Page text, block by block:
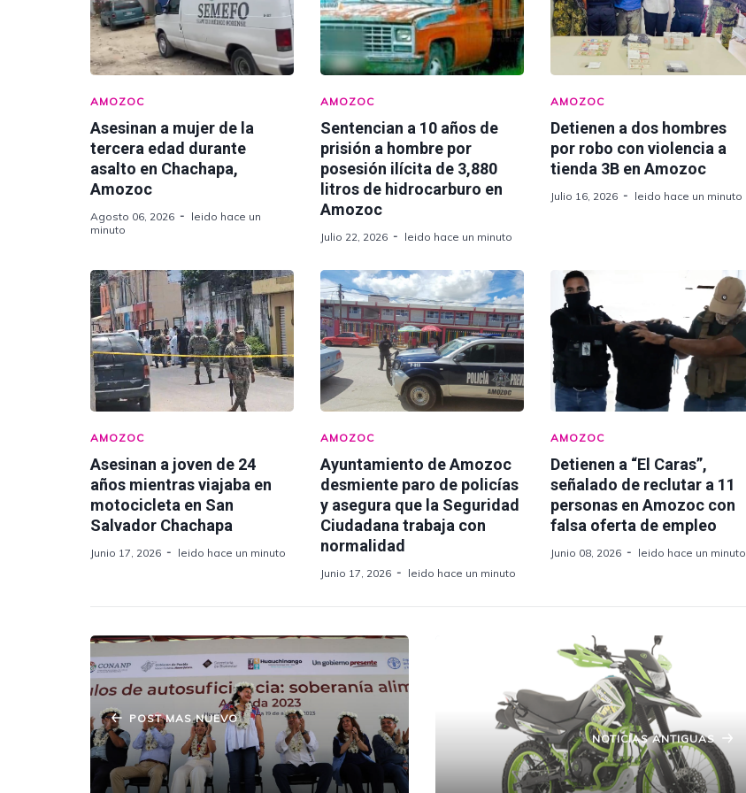
AMOZOC
Asesinan a mujer de la
tercera edad durante
asalto en Chachapa,
Amozoc
Agosto 06, 2026
leido hace un
minuto
AMOZOC
Sentencian a 10 años de
prisión a hombre por
posesión ilícita de 3,880
litros de hidrocarburo en
Amozoc
Julio 22, 2026 leido hace un minuto
AMOZOC
Detienen a dos hombres
por robo con violencia a
tienda 3B en Amozoc
Julio 16, 2026 leido hace un minuto
AMOZOC
Asesinan a joven de 24
años mientras viajaba en
motocicleta en San
Salvador Chachapa
Junio 17, 2026 leido hace un minuto
AMOZOC
Ayuntamiento de Amozoc
desmiente paro de policías
y asegura que la Seguridad
Ciudadana trabaja con
normalidad
Junio 17, 2026 leido hace un minuto
AMOZOC
Detienen a “El Caras”,
señalado de reclutar a 11
personas en Amozoc con
falsa oferta de empleo
Junio 08, 2026 leido hace un minuto
POST MAS NUEVO
Los Juegos El sí de María Luisa o
¿qué sabe la secretaria de Estado?
NOTICIAS ANTIGUAS
Atropellan a motociclista en Amozoc